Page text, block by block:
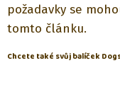
požadavky se
tomto článku.
Chcete také svůj balíček